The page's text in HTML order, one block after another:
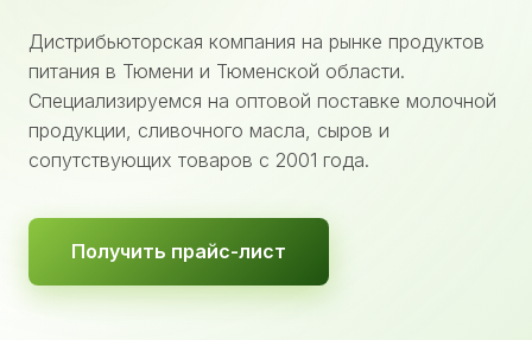
Дистрибьюторская компания на рынке продуктов
питания в Тюмени и Тюменской области.
Специализируемся на оптовой поставке молочной
продукции, сливочного масла, сыров и
сопутствующих товаров с 2001 года.
Получить прайс-лист